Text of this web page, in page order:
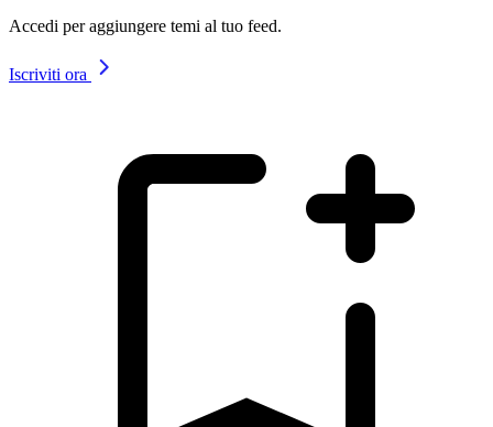
Accedi per aggiungere temi al tuo feed.
Iscriviti ora